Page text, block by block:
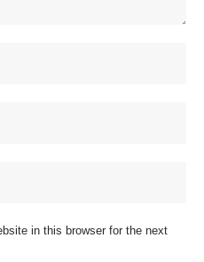
in this browser for the next